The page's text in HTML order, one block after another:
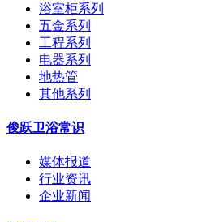
浴室柜系列
五金系列
工程系列
电器系列
地热管
其他系列
俊跃卫浴常识
媒体报道
行业资讯
企业新闻